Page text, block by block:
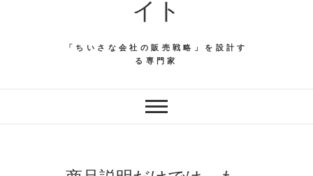
イト
「ちいさな会社の販売戦略」を設計す
る専門家